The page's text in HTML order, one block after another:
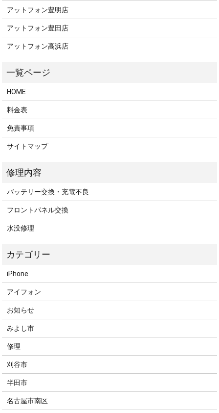
アットフォン豊明店
アットフォン豊田店
アットフォン高浜店
HOME
料金表
免責事項
サイトマップ
バッテリー交換・充電不良
フロントパネル交換
水没修理
iPhone
アイフォン
お知らせ
みよし市
修理
刈谷市
半田市
名古屋市南区